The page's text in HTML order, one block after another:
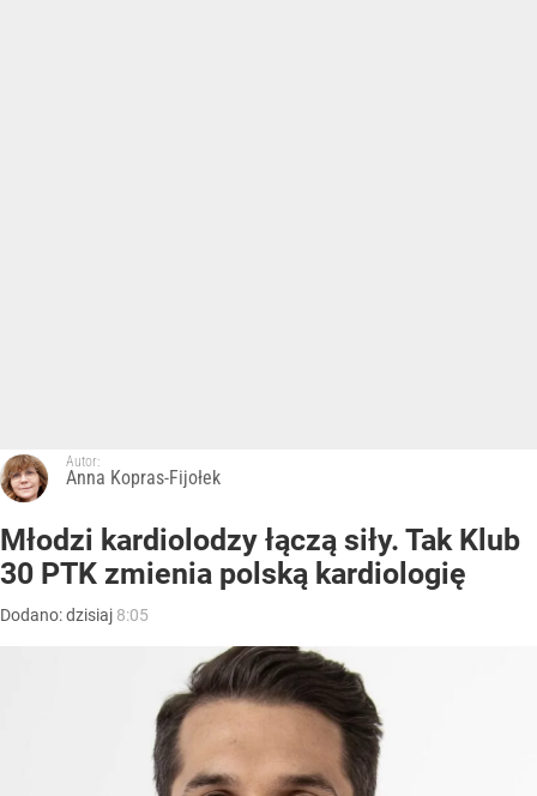
Autor:
Anna Kopras-Fijołek
Młodzi kardiolodzy łączą siły. Tak Klub
30 PTK zmienia polską kardiologię
Dodano:dzisiaj 8:05